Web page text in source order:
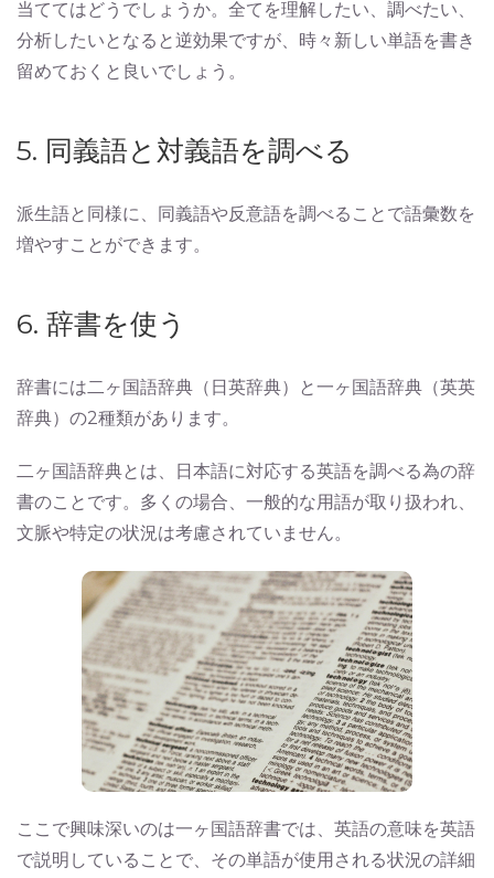
当ててはどうでしょうか。全てを理解したい、調べたい、
分析したいとなると逆効果ですが、時々新しい単語を書き
留めておくと良いでしょう。
5. 同義語と対義語を調べる
派生語と同様に、同義語や反意語を調べることで語彙数を
増やすことができます。
6. 辞書を使う
辞書には二ヶ国語辞典（日英辞典）と一ヶ国語辞典（英英
辞典）の2種類があります。
二ヶ国語辞典とは、日本語に対応する英語を調べる為の辞
書のことです。多くの場合、一般的な用語が取り扱われ、
文脈や特定の状況は考慮されていません。
ここで興味深いのは一ヶ国語辞書では、英語の意味を英語
で説明していることで、その単語が使用される状況の詳細